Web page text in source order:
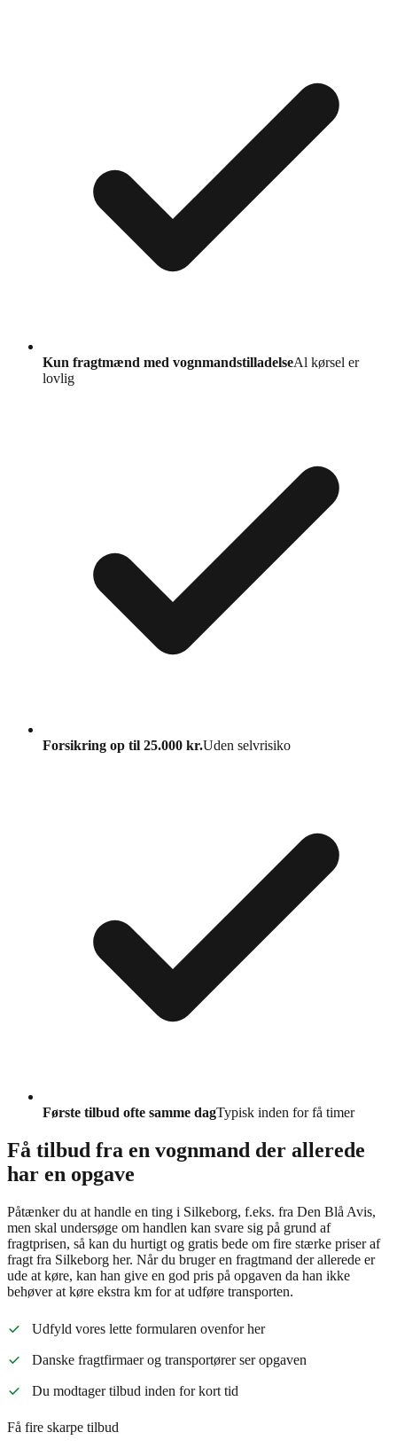
Kun fragtmænd med vognmandstilladelseAl kørsel er
lovlig
Forsikring op til 25.000 kr.Uden selvrisiko
Første tilbud ofte samme dagTypisk inden for få timer
Få tilbud fra en vognmand der allerede
har en opgave
Påtænker du at handle en ting i Silkeborg, f.eks. fra Den Blå Avis,
men skal undersøge om handlen kan svare sig på grund af
fragtprisen, så kan du hurtigt og gratis bede om fire stærke priser af
fragt fra Silkeborg her. Når du bruger en fragtmand der allerede er
ude at køre, kan han give en god pris på opgaven da han ikke
behøver at køre ekstra km for at udføre transporten.
Udfyld vores lette formularen ovenfor her
Danske fragtfirmaer og transportører ser opgaven
Du modtager tilbud inden for kort tid
Få fire skarpe tilbud